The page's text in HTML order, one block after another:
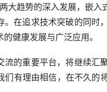
两大趋势的深入发展，嵌
。在追求技术突破的同时
健康发展与广泛应用。
流的重要平台，将继续汇
们有理由相信，在不久的